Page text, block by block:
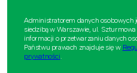
Administratorem danych osobowych
siedzibą w Warszawie, ul.
informacji o przetwarzaniu danych
Państwu prawach znajduje się w
prywatności